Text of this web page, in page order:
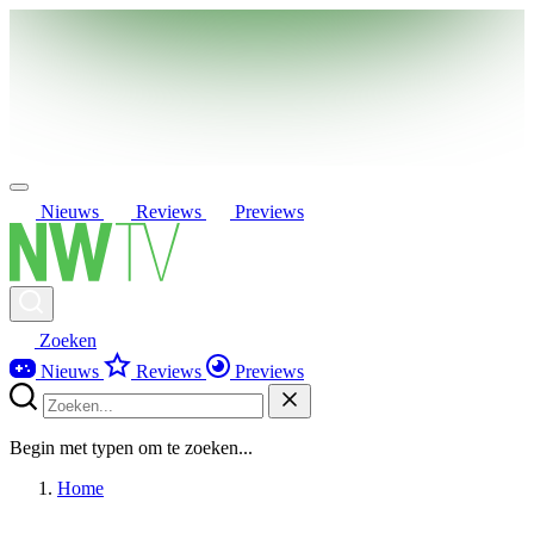
Nieuws Reviews Previews
Zoeken
Nieuws
Reviews Previews
Begin met typen om te zoeken...
Home